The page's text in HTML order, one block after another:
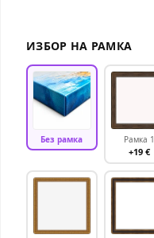
ИЗБОР НА РАМКА
Без рамка Рамка 1
+19 €